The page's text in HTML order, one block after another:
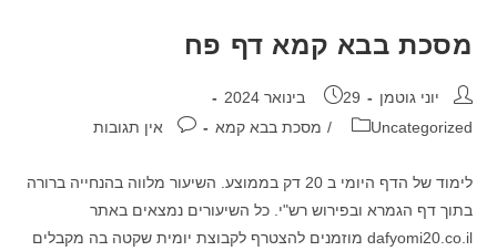
מסכת בבא קמא דף פח
מחבר:יוני גוטמן פורסם:
29 בינואר 2024
קטגוריה:
Uncategorized
/ מסכת בבא קמא תגובות:אין תגובות
לימוד של הדף היומי ב 20 דק בממוצע. השיעור מלווה בהנחייה ברורה
בתוך דף הגמרא ובפירוש רש"י. כל השיעורים נמצאים באתר
dafyomi20.co.il מוזמנים להצטרף לקבוצת יומית שקטה בה מקבלים